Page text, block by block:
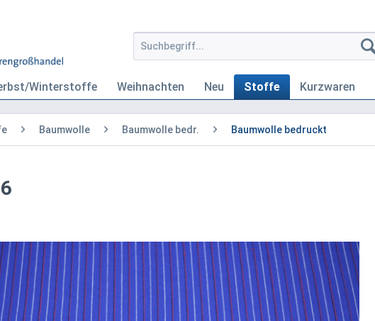
Winterstoffe Weihnachten Neu Stoffe Kurzwaren
Baumwolle Baumwolle bedr. Baumwolle bedruckt